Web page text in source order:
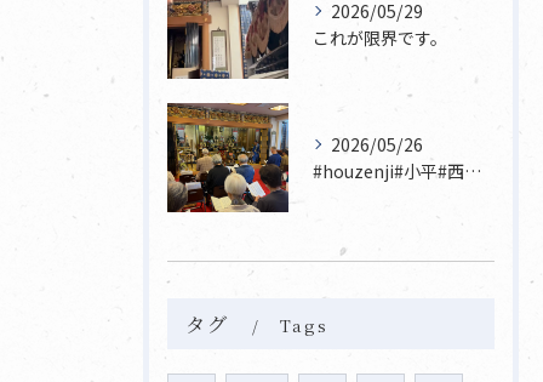
2026/05/29
これが限界です。
2026/05/26
#houzenji#小平#西東京市#東村山#立川市国分寺市寺...
タグ Tags